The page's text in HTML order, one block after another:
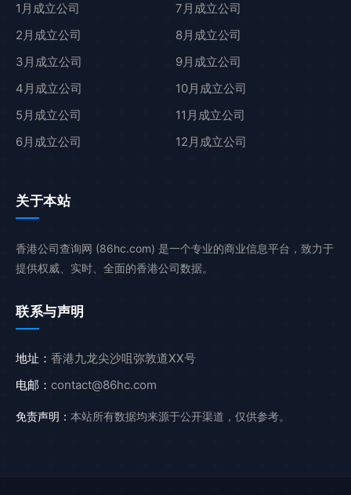
1月成立公司
2月成立公司
3月成立公司
4月成立公司
5月成立公司
6月成立公司
7月成立公司
8月成立公司
9月成立公司
10月成立公司
11月成立公司
12月成立公司
关于本站
香港公司查询网 (86hc.com) 是一个专业的商业信息平台，致力于
提供权威、实时、全面的香港公司数据。
联系与声明
地址： 香港九龙尖沙咀弥敦道XX号
电邮： contact@86hc.com
免责声明： 本站所有数据均来源于公开渠道，仅供参考。